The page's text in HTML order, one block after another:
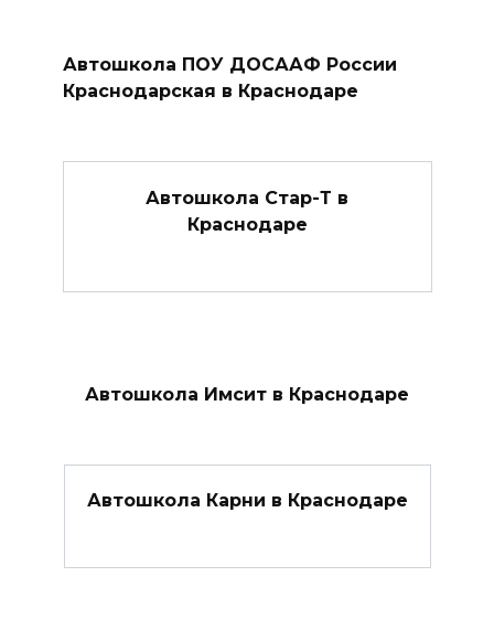
Автошкола ПОУ ДОСААФ России
Краснодарская в Краснодаре
Автошкола Стар-Т в
Краснодаре
Автошкола Имсит в Краснодаре
Автошкола Карни в Краснодаре